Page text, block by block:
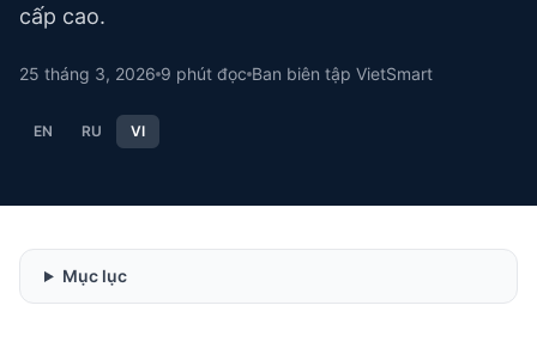
cấp cao.
25 tháng 3, 2026 9 phút đọc Ban biên tập VietSmart
EN RU VI
Mục lục